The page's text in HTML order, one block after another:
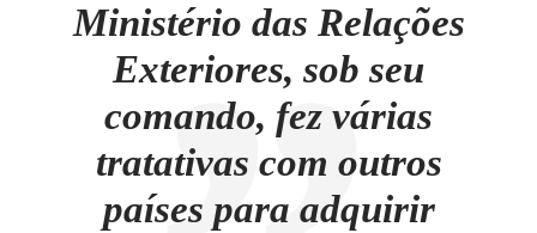
Ministério das Relações
Exteriores, sob seu
comando, fez várias
tratativas com outros
países para adquirir